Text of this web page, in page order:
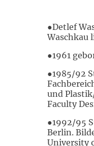
●Detlef
Waschkau
●1961
●1985/92
und
Faculty
●1992/95
Berlin.
University